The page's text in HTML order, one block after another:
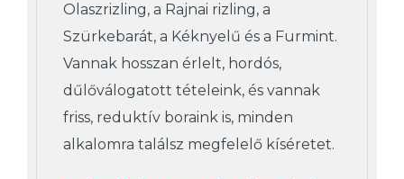
Olaszrizling, a Rajnai rizling, a
Szürkebarát, a Kéknyelű és a Furmint.
Vannak hosszan érlelt, hordós,
dűlőválogatott tételeink, és vannak
friss, reduktív boraink is, minden
alkalomra találsz megfelelő kíséretet.